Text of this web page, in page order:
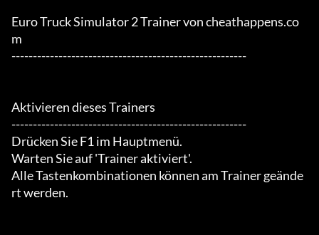
Euro Truck Simulator 2 Trainer von cheathappens.co
m
-------------------------------------------------------
Aktivieren dieses Trainers
-------------------------------------------------------
Drücken Sie F1 im Hauptmenü.
Warten Sie auf 'Trainer aktiviert'.
Alle Tastenkombinationen können am Trainer geände
rt werden.